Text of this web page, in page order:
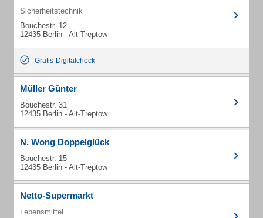
Sicherheitstechnik
Bouchestr. 12
12435 Berlin - Alt-Treptow
Gratis-Digitalcheck
Müller Günter
Bouchestr. 31
12435 Berlin - Alt-Treptow
N. Wong Doppelglück
Bouchestr. 15
12435 Berlin - Alt-Treptow
Netto-Supermarkt
Lebensmittel